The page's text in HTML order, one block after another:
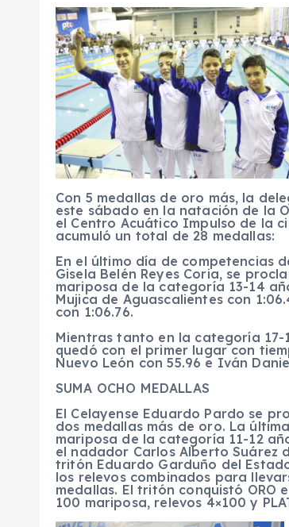
Con 5 medallas de oro más, la
este sábado en la natación de la
el Centro Acuático Impulso de la
acumuló un total de 28 medallas:
En el último día de competencias
Gisela Belén Reyes Coria, se
mariposa de la categoría 13-14
Mujica de Aguascalientes con
con 1:06.76.
Mientras tanto en la categoría 17-
quedó con el primer lugar con
Nuevo León con 55.96 e Iván
SUMA OCHO MEDALLAS
El Celayense Eduardo Pardo se
dos medallas más de oro. La
mariposa de la categoría 11-12
el nadador Carlos Alberto Suárez
tritón Eduardo Garduño del
los relevos combinados para
medallas. El tritón conquistó ORO
100 mariposa, relevos 4×100 y